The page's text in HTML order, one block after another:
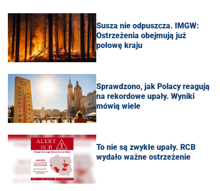
Susza nie odpuszcza. IMGW:
Ostrzeżenia obejmują już
połowę kraju
Sprawdzono, jak Polacy reagują
na rekordowe upały. Wyniki
mówią wiele
To nie są zwykłe upały. RCB
wydało ważne ostrzeżenie